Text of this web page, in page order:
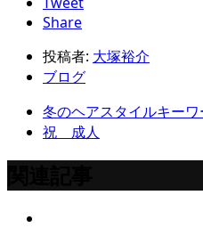
Share
投稿者: 大塚裕介
ブログ
冬のヘアスタイルキーワ
祝 成人